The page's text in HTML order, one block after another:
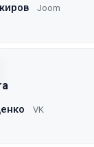
Joom
VK